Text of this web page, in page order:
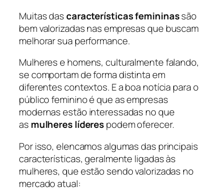
Muitas dascaracterísticas femininassão
bem valorizadas nas empresas que buscam
melhorar sua performance.
Mulheres e homens, culturalmente falando,
se comportam de forma distinta em
diferentes contextos. E a boa notícia para o
público feminino é que as empresas
modernas estão interessadas no que
as mulheres líderespodem oferecer.
Por isso, elencamos algumas das principais
características, geralmente ligadas às
mulheres, que estão sendo valorizadas no
mercado atual: